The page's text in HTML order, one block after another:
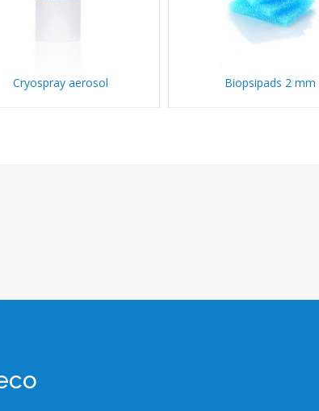
Cryospray aerosol Biopsipads 2 mm